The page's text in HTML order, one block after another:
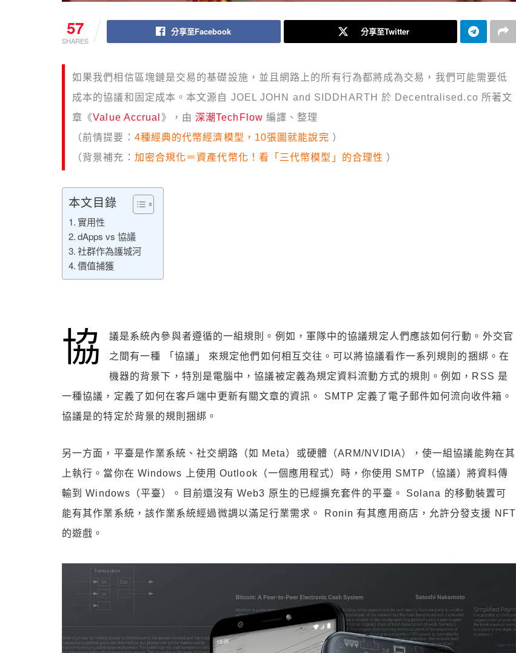
57
SHARES
分享至Facebook 分享至Twitter
如果我們相信區塊鏈是交易的基礎設施，並且網路上的所有行為都將成為交易，我們可能需要低
成本的協議和固定成本。本文源自 JOEL JOHN and SIDDHARTH 於 Decentralised.co 所著文
章《Value Accrual 》，由 深潮TechFlow 編譯、整理
（前情提要： 4種經典的代幣經濟模型，10張圖就能說完 ）
（背景補充： 加密合規化＝資產代幣化！看「三代幣模型」的合理性 ）
本文目錄
實用性
dApps vs 協議
社群作為護城河
價值捕獲
協
議是系統內參與者遵循的一組規則。例如，軍隊中的協議規定人們應該如何行動。外交官
之間有一種 「協議」 來規定他們如何相互交往。可以將協議看作一系列規則的捆綁。在
機器的背景下，特別是電腦中，協議被定義為規定資料流動方式的規則。例如，RSS 是
一種協議，定義了如何在客戶端中更新有關文章的資訊。 SMTP 定義了電子郵件如何流向收件箱。
協議是的特定於背景的規則捆綁。
另一方面，平臺是作業系統、社交網路（如 Meta）或硬體（ARM/NVIDIA），使一組協議能夠在其
上執行。當你在 Windows 上使用 Outlook（一個應用程式）時，你使用 SMTP（協議）將資料傳
輸到 Windows（平臺）。目前還沒有 Web3 原生的已經擴充套件的平臺。 Solana 的移動裝置可
能有其作業系統，該作業系統經過微調以滿足行業需求。 Ronin 有其應用商店，允許分發支援 NFT
的遊戲。